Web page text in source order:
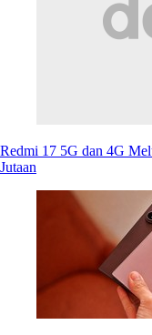
Redmi 17 5G dan 4G
Jutaan